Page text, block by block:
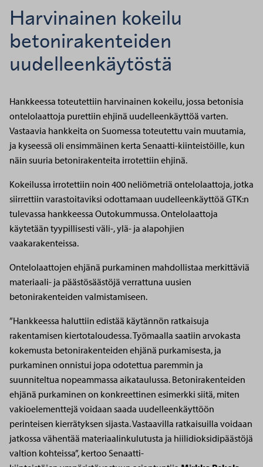
Harvinainen kokeilu
betonirakenteiden
uudelleenkäytöstä
Hankkeessa toteutettiin harvinainen kokeilu, jossa betonisia
ontelolaattoja purettiin ehjinä uudelleenkäyttöä varten.
Vastaavia hankkeita on Suomessa toteutettu vain muutamia,
ja kyseessä oli ensimmäinen kerta Senaatti-kiinteistöille, kun
näin suuria betonirakenteita irrotettiin ehjinä.
Kokeilussa irrotettiin noin 400 neliömetriä ontelolaattoja, jotka
siirrettiin varastoitaviksi odottamaan uudelleenkäyttöä GTK:n
tulevassa hankkeessa Outokummussa. Ontelolaattoja
käytetään tyypillisesti väli-, ylä- ja alapohjien
vaakarakenteissa.
Ontelolaattojen ehjänä purkaminen mahdollistaa merkittäviä
materiaali- ja päästösäästöjä verrattuna uusien
betonirakenteiden valmistamiseen.
”Hankkeessa haluttiin edistää käytännön ratkaisuja
rakentamisen kiertotaloudessa. Työmaalla saatiin arvokasta
kokemusta betonirakenteiden ehjänä purkamisesta, ja
purkaminen onnistui jopa odotettua paremmin ja
suunniteltua nopeammassa aikataulussa. Betonirakenteiden
ehjänä purkaminen on konkreettinen esimerkki siitä, miten
vakioelementtejä voidaan saada uudelleenkäyttöön
perinteisen kierrätyksen sijasta. Vastaavilla ratkaisuilla voidaan
jatkossa vähentää materiaalinkulutusta ja hiilidioksidipäästöjä
valtion kohteissa”, kertoo Senaatti-